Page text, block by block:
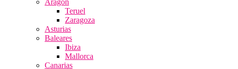
Aragón
Teruel
Zaragoza
Asturias
Baleares
Ibiza
Mallorca
Canarias